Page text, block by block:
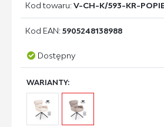
Kod towaru:V-CH-K/593-KR-
Kod EAN:5905248138988
Dostępny
WARIANTY: